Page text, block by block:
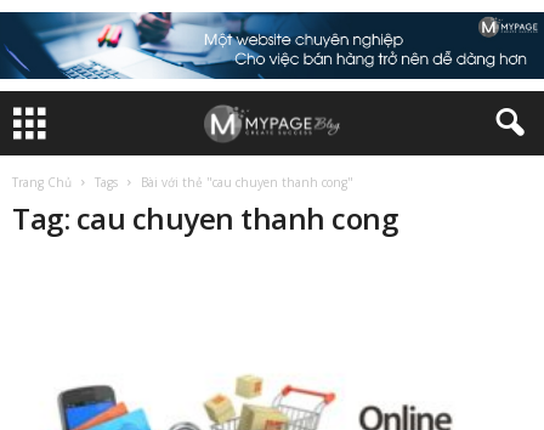
Trang Chủ Tags Bài với thẻ "cau chuyen thanh cong"
Tag: cau chuyen thanh cong